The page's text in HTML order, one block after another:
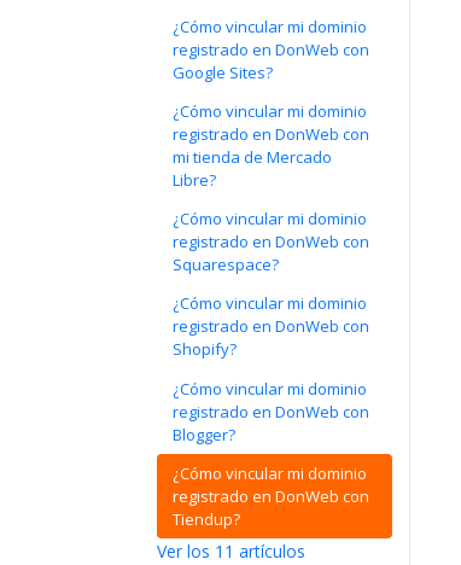
¿Cómo vincular mi dominio
registrado en DonWeb con
Google Sites?
¿Cómo vincular mi dominio
registrado en DonWeb con
mi tienda de Mercado
Libre?
¿Cómo vincular mi dominio
registrado en DonWeb con
Squarespace?
¿Cómo vincular mi dominio
registrado en DonWeb con
Shopify?
¿Cómo vincular mi dominio
registrado en DonWeb con
Blogger?
¿Cómo vincular mi dominio
registrado en DonWeb con
Tiendup?
Ver los 11 artículos